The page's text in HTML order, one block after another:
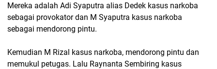
Mereka adalah Adi Syaputra alias Dedek kasus narkoba
sebagai provokator dan M Syaputra kasus narkoba
sebagai mendorong pintu.
Kemudian M Rizal kasus narkoba, mendorong pintu dan
memukul petugas. Lalu Raynanta Sembiring kasus